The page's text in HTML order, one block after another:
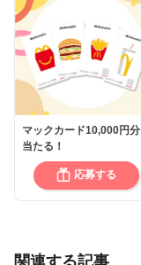
マックカード10,000円分
当たる！
応募する